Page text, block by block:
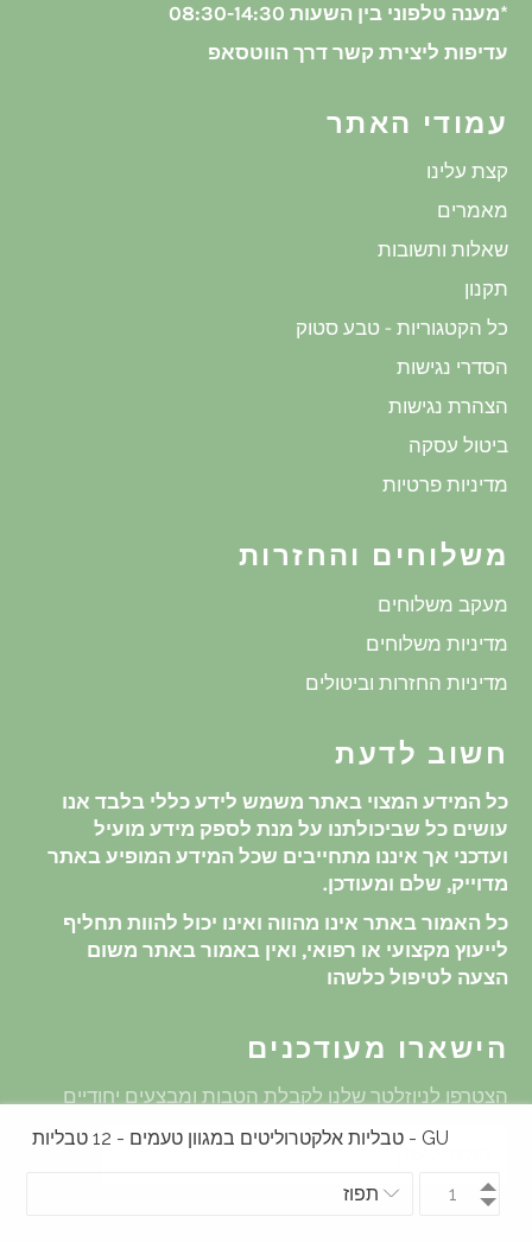
*מענה טלפוני בין השעות 08:30-14:30
עדיפות ליצירת קשר דרך הווטסאפ
עמודי האתר
קצת עלינו
מאמרים
שאלות ותשובות
תקנון
כל הקטגוריות - טבע סטוק
הסדרי נגישות
הצהרת נגישות
ביטול עסקה
מדיניות פרטיות
משלוחים והחזרות
מעקב משלוחים
מדיניות משלוחים
מדיניות החזרות וביטולים
חשוב לדעת
כל המידע המצוי באתר משמש לידע כללי בלבד אנו
עושים כל שביכולתנו על מנת לספק מידע מועיל
ועדכני אך איננו מתחייבים שכל המידע המופיע באתר
מדוייק, שלם ומעודכן.
כל האמור באתר אינו מהווה ואינו יכול להוות תחליף
לייעוץ מקצועי או רפואי, ואין באמור באתר משום
הצעה לטיפול כלשהו
הישארו מעודכנים
הצטרפו לניוזלטר שלנו לקבלת הטבות ומבצעים יחודיים
שלח
GU - טבליות אלקטרוליטים במגוון טעמים - 12 טבליות